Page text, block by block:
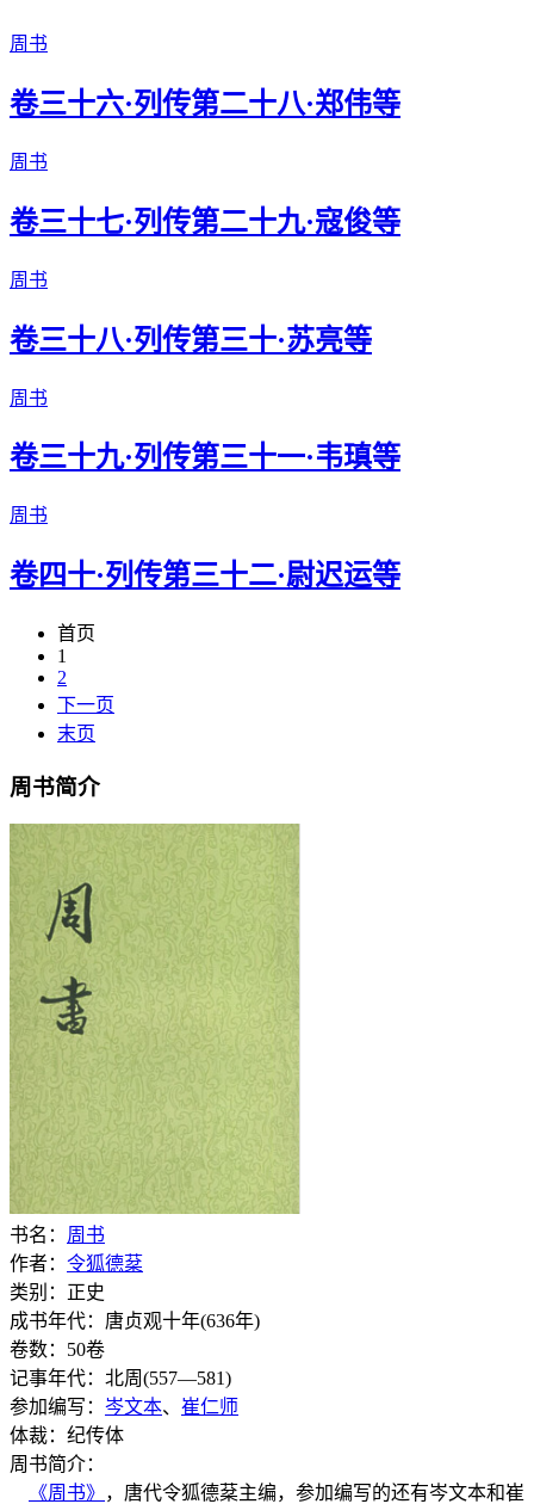
周书
卷三十六·列传第二十八·郑伟等
周书
卷三十七·列传第二十九·寇俊等
周书
卷三十八·列传第三十·苏亮等
周书
卷三十九·列传第三十一·韦瑱等
周书
卷四十·列传第三十二·尉迟运等
首页
1
2
下一页
末页
周书简介
书名： 周书
作者： 令狐德棻
类别：正史
成书年代：唐贞观十年(636年)
卷数：50卷
记事年代：北周(557—581)
参加编写： 岑文本、 崔仁师
体裁：纪传体
周书简介：
《周书》 ，唐代令狐德棻主编，参加编写的还有岑文本和崔